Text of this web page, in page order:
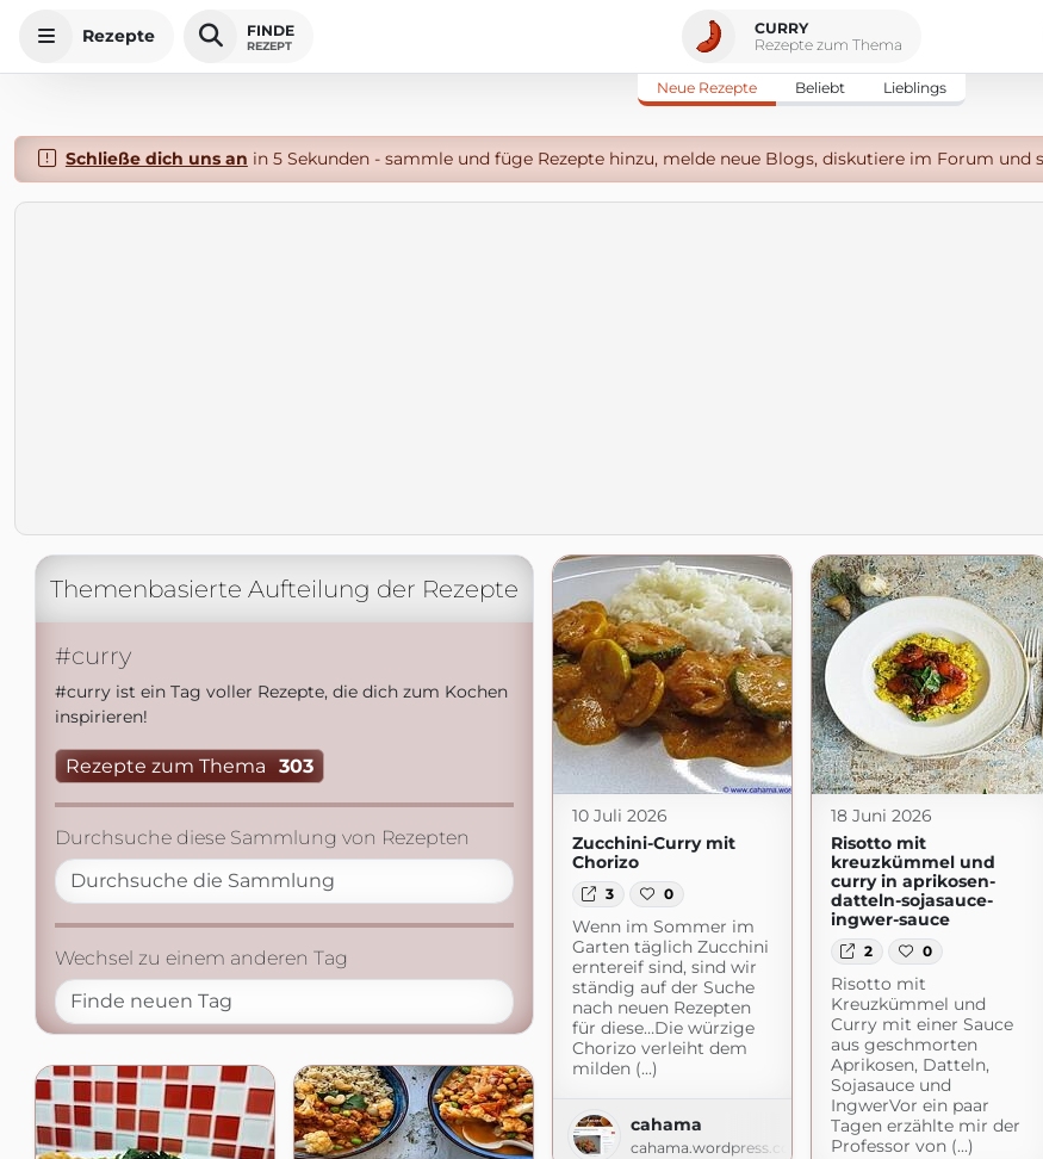
Rezepte FINDE
REZEPT
CURRY
Rezepte zum Thema
Neue Rezepte Beliebt Lieblings
Schließe dich uns an in 5 Sekunden - sammle und füge Rezepte hinzu, melde neue Blogs, diskutiere im Forum und
Themenbasierte Aufteilung der Rezepte
#curry
#curry ist ein Tag voller Rezepte, die dich zum Kochen
inspirieren!
Rezepte zum Thema 303
Durchsuche diese Sammlung von Rezepten
Wechsel zu einem anderen Tag
10 Juli 2026
Zucchini-Curry mit
Chorizo
3 0
Wenn im Sommer im
Garten täglich Zucchini
erntereif sind, sind wir
ständig auf der Suche
nach neuen Rezepten
für diese…Die würzige
Chorizo verleiht dem
milden (...)
cahama
cahama.wordpress.com
18 Juni 2026
Risotto mit
kreuzkümmel und
curry in aprikosen-
datteln-sojasauce-
ingwer-sauce
2 0
Risotto mit
Kreuzkümmel und
Curry mit einer Sauce
aus geschmorten
Aprikosen, Datteln,
Sojasauce und
IngwerVor ein paar
Tagen erzählte mir der
Professor von (...)